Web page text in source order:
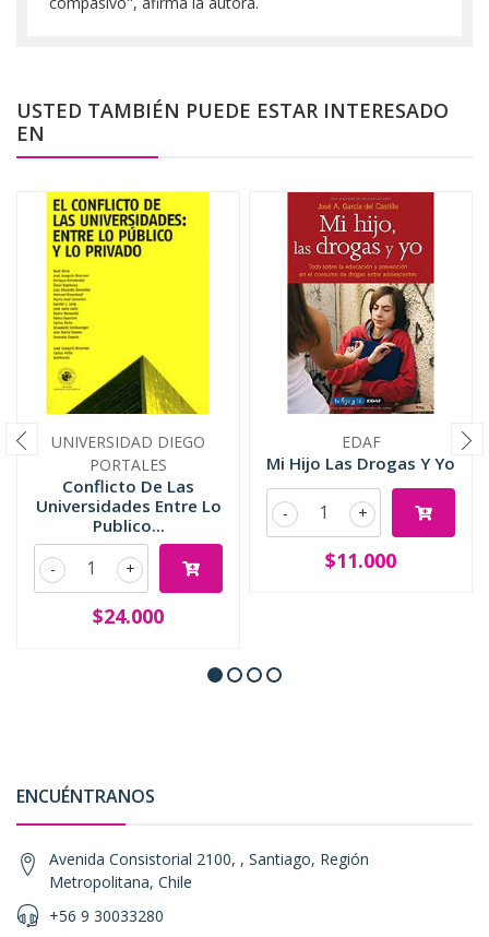
USTED TAMBIÉN PUEDE ESTAR INTERESADO
EN
UNIVERSIDAD DIEGO
PORTALES
Conflicto De Las
Universidades Entre Lo
Publico...
+
-
$24.000
EDAF
Mi Hijo Las Drogas Y Yo
+
-
$11.000
ENCUÉNTRANOS
Avenida Consistorial 2100, , Santiago, Región
Metropolitana, Chile
+56 9 30033280